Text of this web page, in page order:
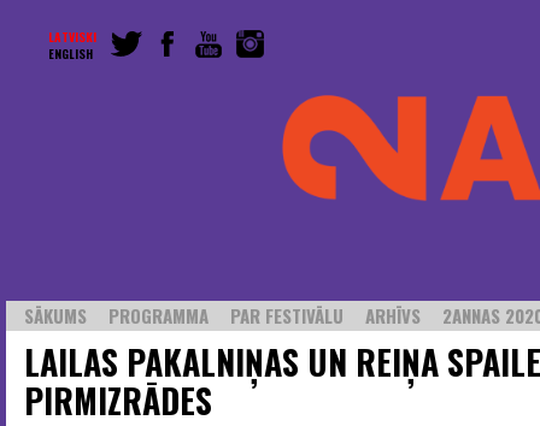
LATVISKI
ENGLISH
SĀKUMS PROGRAMMA PAR FESTIVĀLU ARHĪVS 2ANNAS
LAILAS PAKALNIŅAS UN REIŅA
PIRMIZRĀDES